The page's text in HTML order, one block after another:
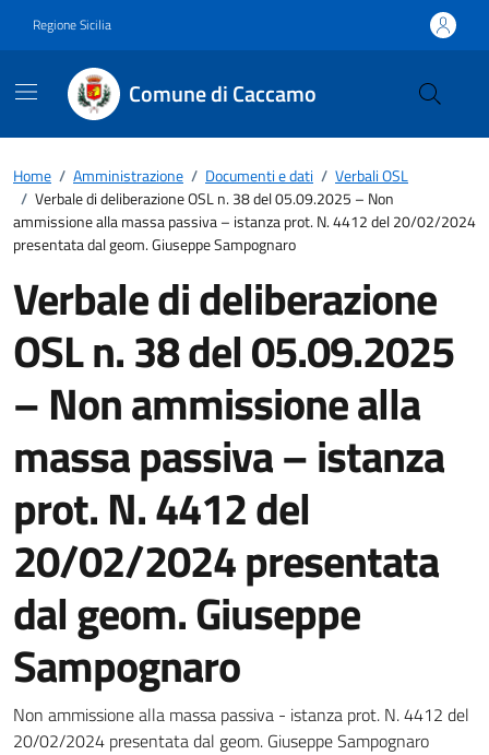
Regione Sicilia
Comune di Caccamo
Home / Amministrazione / Documenti e dati / Verbali OSL
/ Verbale di deliberazione OSL n. 38 del 05.09.2025 – Non
ammissione alla massa passiva – istanza prot. N. 4412 del 20/02/2024
presentata dal geom. Giuseppe Sampognaro
Verbale di deliberazione
OSL n. 38 del 05.09.2025
– Non ammissione alla
massa passiva – istanza
prot. N. 4412 del
20/02/2024 presentata
dal geom. Giuseppe
Sampognaro
Dettagli del documento
Non ammissione alla massa passiva - istanza prot. N. 4412 del
20/02/2024 presentata dal geom. Giuseppe Sampognaro